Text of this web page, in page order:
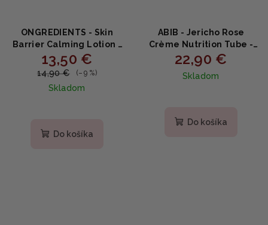
ONGREDIENTS - Skin
Barrier Calming Lotion -
Upokojujúce pleťové
mlieko na obnovu kožnej
bariéry s peptidmi a
centellou MINI 80ml
13,50 €
14,90 € (–9 %)
Skladom
Do košíka
ABIB - Jericho Rose
Crème Nutrition Tube -
Vyživujúci krém s
výťažkom z Jericha 75ml
22,90 €
Skladom
Do košíka